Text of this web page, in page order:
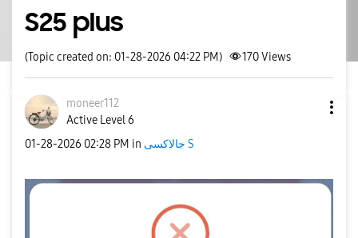
S25 plus
(Topic created on: 01-28-2026 04:22 PM) 170Views
moneer112
Active Level 6
‎01-28-2026 02:28 PM in جالاكسى S